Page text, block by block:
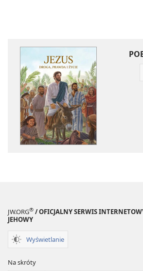
JW.ORG® / OFICJALNY SERWIS
JEHOWY
Wyświetlanie
Na skróty